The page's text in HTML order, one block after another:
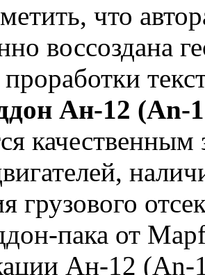
что
воссоздана
проработки
Ан-12 (An-
грузового
пака от
Ан-12 (An-